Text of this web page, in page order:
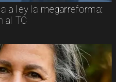
a ley la megarreforma:
al TC